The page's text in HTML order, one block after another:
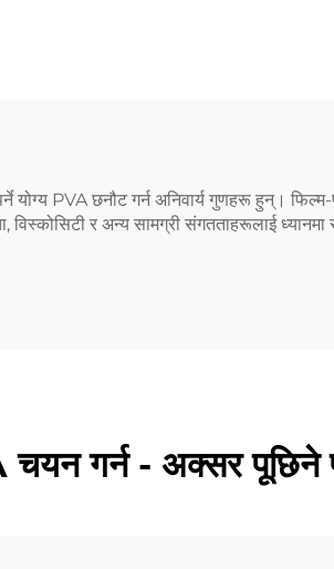
योग्य PVA छनौट गर्न अनिवार्य गुणहरू हुन्।
र अन्य सामग्री संगतताहरूलाई ध्यानमा
गर्न - अक्सर पूछिने